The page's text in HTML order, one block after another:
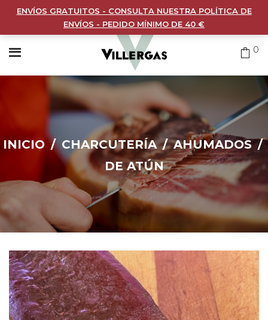
0
INICIO / CHARCUTERÍA / AHUMADOS /
DE ATÚN
ENVÍOS GRATUITOS - CONSULTA NUESTRA POLÍTICA DE
ENVÍOS - PEDIDO MÍNIMO DE 40 €